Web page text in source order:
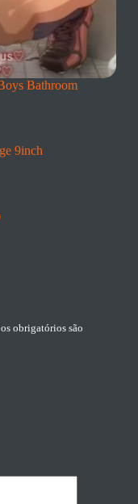
Bathroom
9inch
obrigatórios são